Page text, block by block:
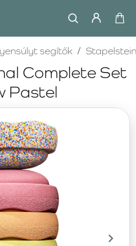
Complete Set
Pastel
segítők Stapelstein